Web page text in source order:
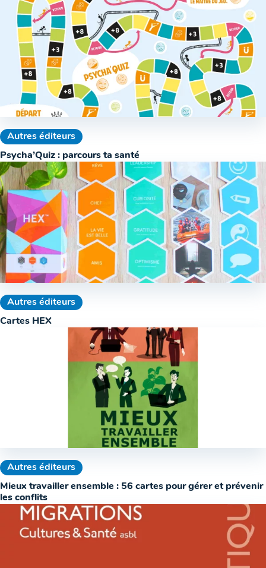
Autres éditeurs
Psycha’Quiz : parcours ta santé
Autres éditeurs
Cartes HEX
Autres éditeurs
Mieux travailler ensemble : 56 cartes pour gérer et prévenir
les conflits